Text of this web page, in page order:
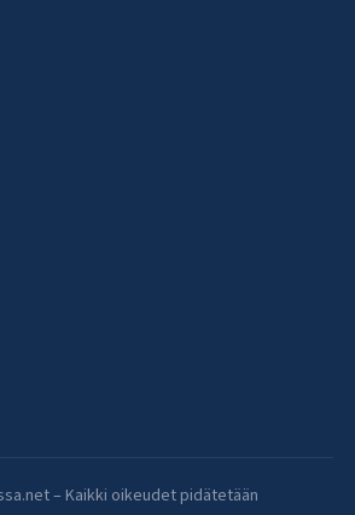
– Kaikki oikeudet pidätetään